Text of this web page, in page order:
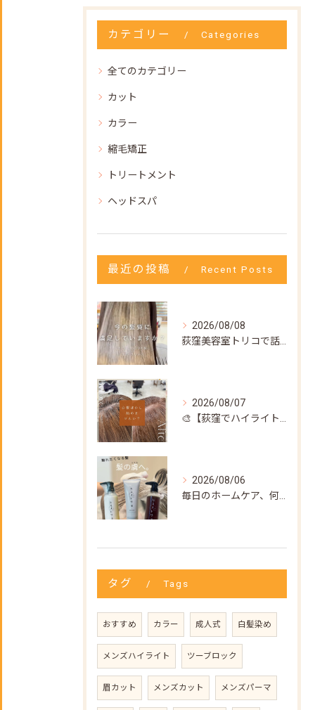
カテゴリー Categories
全てのカテゴリー
カット
カラー
縮毛矯正
トリートメント
ヘッドスパ
最近の投稿 Recent Posts
2026/08/08
2026/08/07
2026/08/06
タグ Tags
おすすめ カラー 成人式 白髪染め
メンズハイライト ツーブロック
眉カット メンズカット メンズパーマ